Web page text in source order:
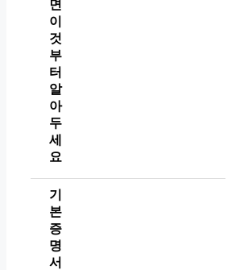
면
이
것
부
터
알
아
두
세
요
기
본
증
명
서